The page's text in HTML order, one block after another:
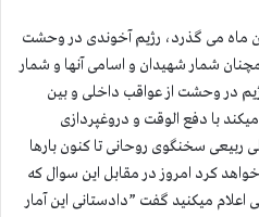
ماه می گذرد، رژیم آخوندی در وحشت
شمار شهیدان و اسامی آنها و شمار
در وحشت از عواقب داخلی و بین
میکند با دفع الوقت و دروغپردازی
سخنگوی روحانی تا کنون بارها
کرد امروز در مقابل این سوال که
اعلام میکنید گفت ”دادستانی این آمار